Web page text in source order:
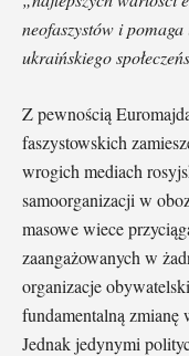
neofaszystów i
ukraińskiego
Z pewnością
faszystowskich
wrogich mediach
samoorganizacji w
masowe wiece
zaangażowanych w
organizacje
fundamentalną zmianę
Jednak jedynymi